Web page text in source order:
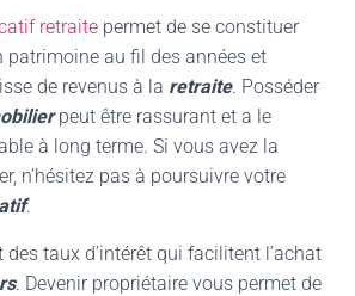
retraite permet de se constituer
patrimoine au fil des années et
de revenus à la retraite. Posséder
peut être rassurant et a le
à long terme. Si vous avez la
n’hésitez pas à poursuivre votre
.
taux d’intérêt qui facilitent l’achat
. Devenir propriétaire vous permet de